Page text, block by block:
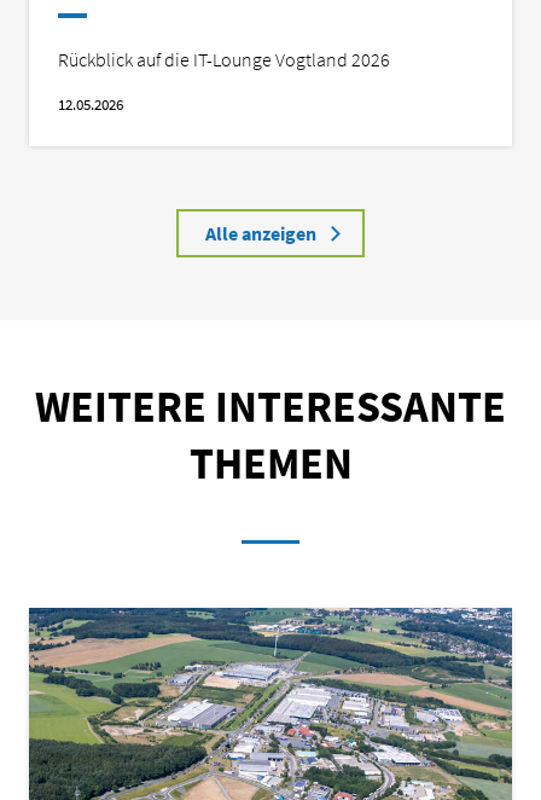
Rückblick auf die IT-Lounge Vogtland 2026
12.05.2026
Alle anzeigen
WEITERE INTERESSANTE
THEMEN